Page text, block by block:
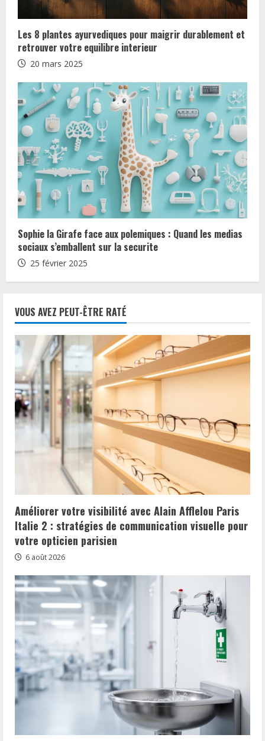
Les 8 plantes ayurvediques pour maigrir durablement et
retrouver votre equilibre interieur
20 mars 2025
Sophie la Girafe face aux polemiques : Quand les medias
sociaux s’emballent sur la securite
25 février 2025
VOUS AVEZ PEUT-ÊTRE RATÉ
Améliorer votre visibilité avec Alain Afflelou Paris
Italie 2 : stratégies de communication visuelle pour
votre opticien parisien
6 août 2026